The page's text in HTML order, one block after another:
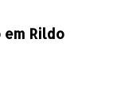
em Rildo